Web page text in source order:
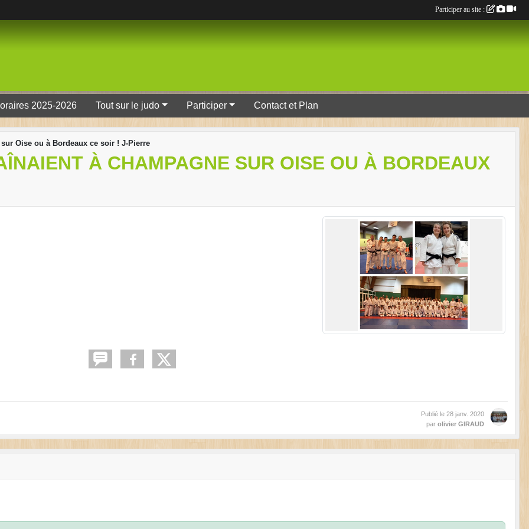
2025-2026 Tout sur le judo Participer Contact et Plan
Oise ou à Bordeaux ce soir ! J-Pierre
À CHAMPAGNE SUR OISE OU À BORDEAUX
Publié le 28 janv. 2020
par olivier GIRAUD
Participer au site :